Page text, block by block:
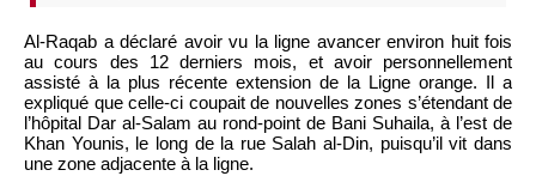
Al-Raqab a déclaré avoir vu la ligne avancer environ huit fois
au cours des 12 derniers mois, et avoir personnellement
assisté à la plus récente extension de la Ligne orange. Il a
expliqué que celle-ci coupait de nouvelles zones s’étendant de
l’hôpital Dar al-Salam au rond-point de Bani Suhaila, à l’est de
Khan Younis, le long de la rue Salah al-Din, puisqu’il vit dans
une zone adjacente à la ligne.